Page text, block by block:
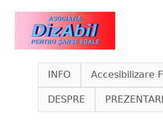
Skip to main
www.dizabil.eu
INFO Accesibilizare
DESPRE